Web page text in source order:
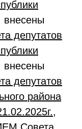
внесены
депутатов
внесены
депутатов
района
.02.2025г.,